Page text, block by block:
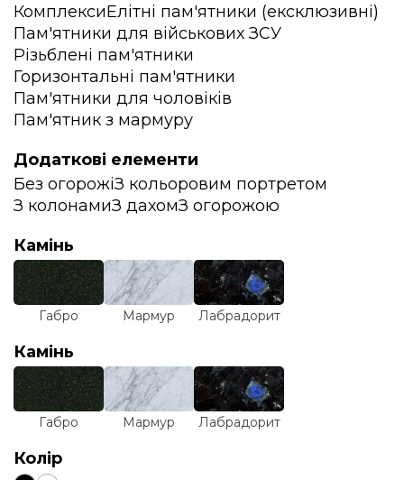
КомплексиЕлітні пам'ятники (ексклюзивні)
Пам'ятники для військових ЗСУ
Різьблені пам'ятники
Горизонтальні пам'ятники
Пам'ятники для чоловіків
Пам'ятник з мармуру
Додаткові елементи
Без огорожіЗ кольоровим портретом
З колонамиЗ дахомЗ огорожою
Камінь
Габро Мармур Лабрадорит
Камінь
Габро Мармур Лабрадорит
Колір